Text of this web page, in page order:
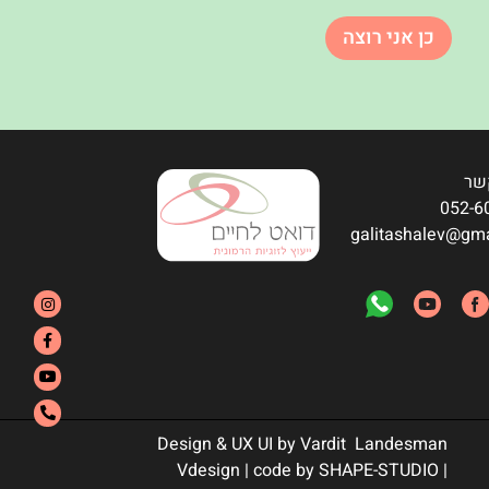
כן אני רוצה
052-
Design & UX UI by Vardit Landesman
| Vdesign | code by SHAPE-STUDIO